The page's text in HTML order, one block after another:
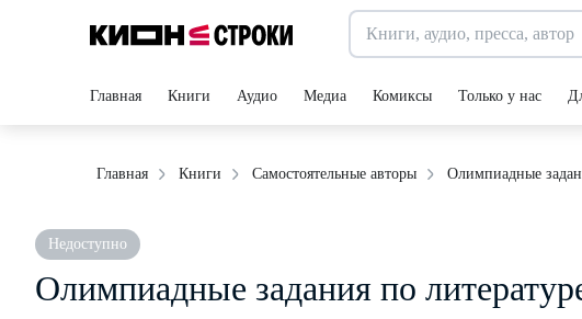
Главная Книги Аудио Медиа Комиксы Только у нас
Главная Книги Самостоятельные авторы Олимпиадные
Недоступно
Олимпиадные задания по